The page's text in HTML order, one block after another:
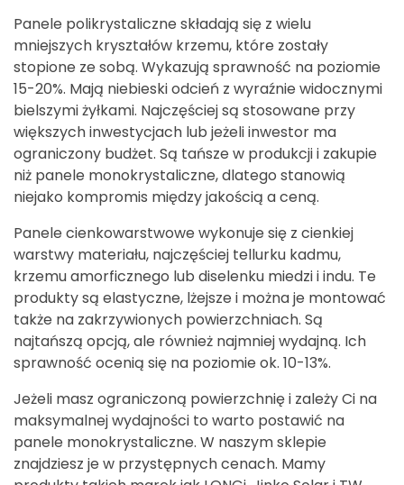
Panele polikrystaliczne składają się z wielu
mniejszych kryształów krzemu, które zostały
stopione ze sobą. Wykazują sprawność na poziomie
15-20%. Mają niebieski odcień z wyraźnie widocznymi
bielszymi żyłkami. Najczęściej są stosowane przy
większych inwestycjach lub jeżeli inwestor ma
ograniczony budżet. Są tańsze w produkcji i zakupie
niż panele monokrystaliczne, dlatego stanowią
niejako kompromis między jakością a ceną.
Panele cienkowarstwowe wykonuje się z cienkiej
warstwy materiału, najczęściej tellurku kadmu,
krzemu amorficznego lub diselenku miedzi i indu. Te
produkty są elastyczne, lżejsze i można je montować
także na zakrzywionych powierzchniach. Są
najtańszą opcją, ale również najmniej wydajną. Ich
sprawność ocenią się na poziomie ok. 10-13%.
Jeżeli masz ograniczoną powierzchnię i zależy Ci na
maksymalnej wydajności to warto postawić na
panele monokrystaliczne. W naszym sklepie
znajdziesz je w przystępnych cenach. Mamy